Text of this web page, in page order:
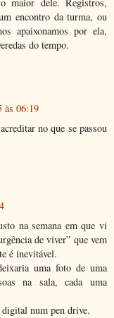
encontro da turma, ou
apaixonamos por ela,
do tempo.
às 06:19
no que se passou
na semana em que vi
de viver” que vem
é inevitável.
uma foto de uma
na sala, cada uma
num pen drive.